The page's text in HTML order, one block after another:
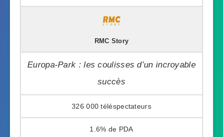
RMC Story
Europa-Park : les coulisses d’un incroyable
succès
326 000
1.6%